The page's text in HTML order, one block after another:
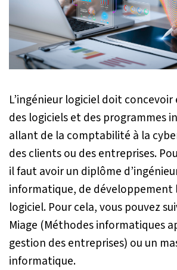
L’ingénieur logiciel doit
des logiciels et des programmes
allant de la comptabilité à la
des clients ou des entreprises.
il faut avoir un diplôme
informatique, de développement
logiciel. Pour cela, vous pouvez
Miage (Méthodes informatiques
gestion des entreprises) ou un
informatique.